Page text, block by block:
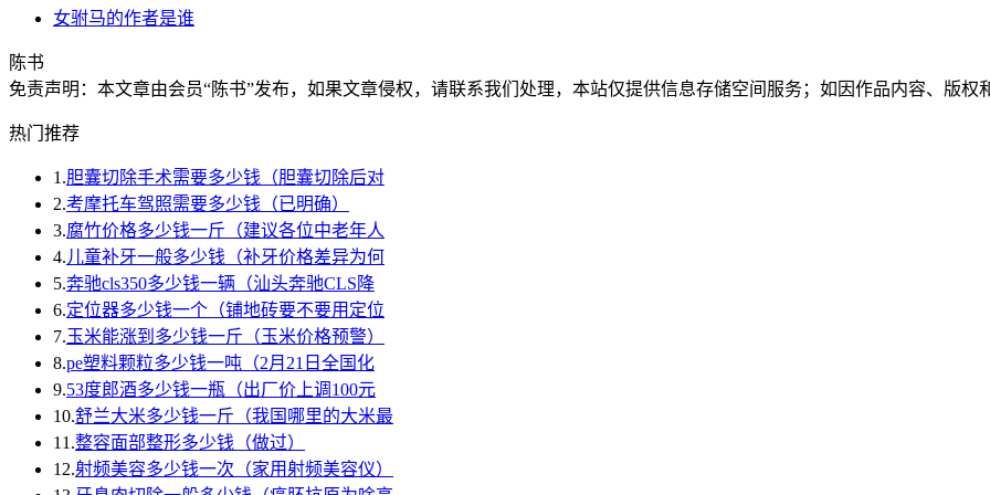
女驸马的作者是谁
陈书
免责声明：本文章由会员“陈书”发布，如果文章侵权，请联系我们处理，本站仅提供信息存储空间服务；如因作品内容、版权
热门推荐
1.胆囊切除手术需要多少钱（胆囊切除后对
2.考摩托车驾照需要多少钱（已明确）
3.腐竹价格多少钱一斤（建议各位中老年人
4.儿童补牙一般多少钱（补牙价格差异为何
5.奔驰cls350多少钱一辆（汕头奔驰CLS降
6.定位器多少钱一个（铺地砖要不要用定位
7.玉米能涨到多少钱一斤（玉米价格预警）
8.pe塑料颗粒多少钱一吨（2月21日全国化
9.53度郎酒多少钱一瓶（出厂价上调100元
10.舒兰大米多少钱一斤（我国哪里的大米最
11.整容面部整形多少钱（做过）
12.射频美容多少钱一次（家用射频美容仪）